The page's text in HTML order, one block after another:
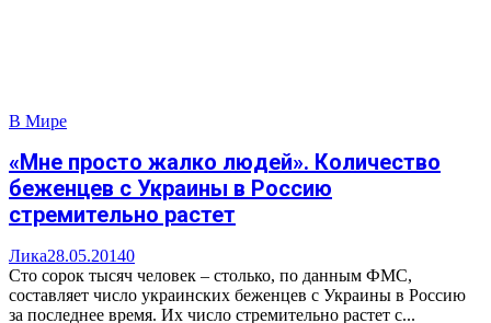
В Мире
«Мне просто жалко людей». Количество
беженцев с Украины в Россию
стремительно растет
Лика28.05.20140
Сто сорок тысяч человек – столько, по данным ФМС,
составляет число украинских беженцев с Украины в Россию
за последнее время. Их число стремительно растет с...